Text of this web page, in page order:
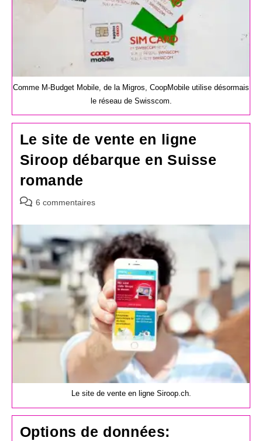
Comme M-Budget Mobile, de la Migros, CoopMobile utilise désormais
le réseau de Swisscom.
Le site de vente en ligne
Siroop débarque en Suisse
romande
Commentaires
la
publication :
6 commentaires
Le site de vente en ligne Siroop.ch.
Options de données: